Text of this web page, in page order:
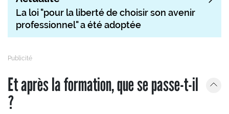
La loi "pour la liberté de choisir son avenir
professionnel" a été adoptée
Et après la formation, que se passe-t-il
?